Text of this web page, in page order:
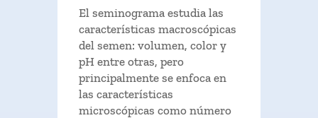
El seminograma estudia las
características macroscópicas
del semen: volumen, color y
pH entre otras, pero
principalmente se enfoca en
las características
microscópicas como número